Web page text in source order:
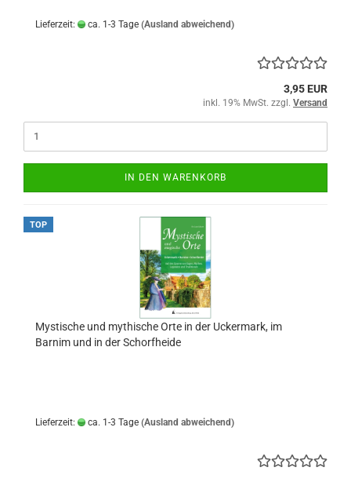
Lieferzeit: ca. 1-3 Tage (Ausland abweichend)
3,95 EUR
inkl. 19% MwSt. zzgl. Versand
IN DEN WARENKORB
TOP
Mystische und mythische Orte in der Uckermark, im
Barnim und in der Schorfheide
Lieferzeit: ca. 1-3 Tage (Ausland abweichend)